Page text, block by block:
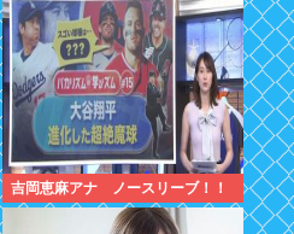
吉岡恵麻アナ ノースリーブ！！